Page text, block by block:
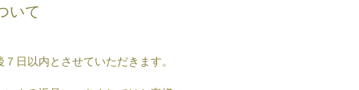
いて
日以内とさせていただきます。